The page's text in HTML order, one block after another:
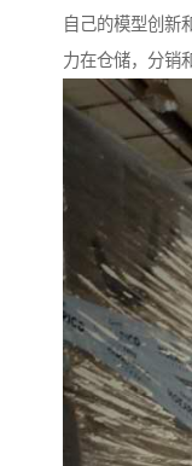
自己的模型创新
力在仓储，分销